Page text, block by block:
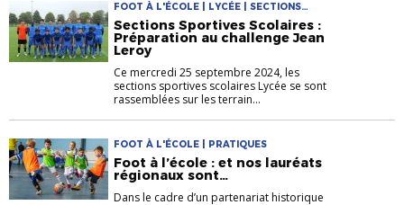
FOOT À L'ÉCOLE | LYCÉE | SECTIONS
SPORTIVES SCOLAIRES
Sections Sportives Scolaires :
Préparation au challenge Jean
Leroy
Ce mercredi 25 septembre 2024, les
sections sportives scolaires Lycée se sont
rassemblées sur les terrain...
FOOT À L'ÉCOLE | PRATIQUES
Foot à l’école : et nos lauréats
régionaux sont…
Dans le cadre d’un partenariat historique